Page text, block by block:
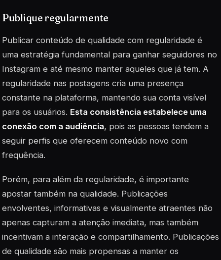
Publique regularmente
Publicar conteúdo de qualidade com regularidade é
uma estratégia fundamental para ganhar seguidores no
Instagram e até mesmo manter aqueles que já tem. A
regularidade nas postagens cria uma presença
constante na plataforma, mantendo sua conta visível
para os usuários. Esta consistência estabelece uma
conexão com a audiência, pois as pessoas tendem a
seguir perfis que oferecem conteúdo novo com
frequência.
Porém, para além da regularidade, é importante
apostar também na qualidade. Publicações
envolventes, informativas e visualmente atraentes não
apenas capturam a atenção imediata, mas também
incentivam a interação e compartilhamento. Publicações
de qualidade são mais propensas a manter os